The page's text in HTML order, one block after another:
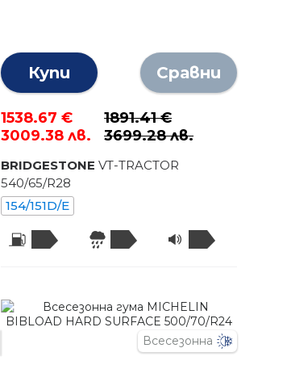
Купи Сравни
1538.67 €
3009.38 лв.
1891.41 €
3699.28 лв.
BRIDGESTONE VT-TRACTOR
540/65/R28
154/151D/E
Всесезонна